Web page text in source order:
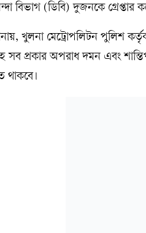
বিভাগ (ডিবি) দুজনকে গ্রেপ্তার
খুলনা মেট্রোপলিটন পুলিশ কর্তৃক
সব প্রকার অপরাধ দমন এবং
থাকবে।